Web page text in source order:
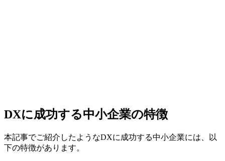
DXに成功する中小企業の特徴
本記事でご紹介したようなDXに成功する中小企業には、以
下の特徴があります。